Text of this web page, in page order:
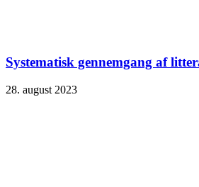
Systematisk gennemgang af
28. august 2023